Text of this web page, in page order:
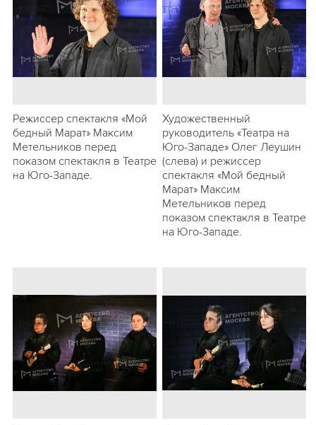
Режиссер спектакля «Мой
бедный Марат» Максим
Метельников перед
показом спектакля в Театре
на Юго-Западе.
Художественный
руководитель «Театра на
Юго-Западе» Олег Леушин
(слева) и режиссер
спектакля «Мой бедный
Марат» Максим
Метельников перед
показом спектакля в Театре
на Юго-Западе.